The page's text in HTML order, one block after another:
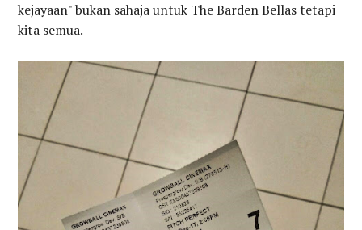
kejayaan" bukan sahaja untuk The Barden Bellas tetapi
kita semua.